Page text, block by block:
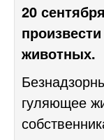
20
животных.
гуляющее